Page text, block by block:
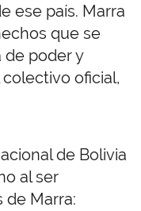
ese país. Marra
que se
de poder y
oficial,
de Bolivia
al ser
de Marra: